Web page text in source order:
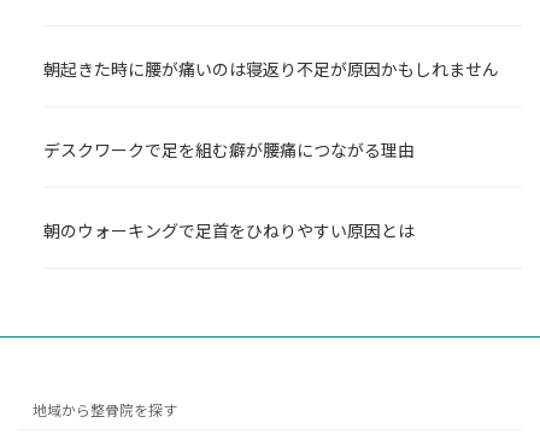
朝起きた時に腰が痛いのは寝返り不足が原因かもしれません
デスクワークで足を組む癖が腰痛につながる理由
朝のウォーキングで足首をひねりやすい原因とは
地域から整骨院を探す